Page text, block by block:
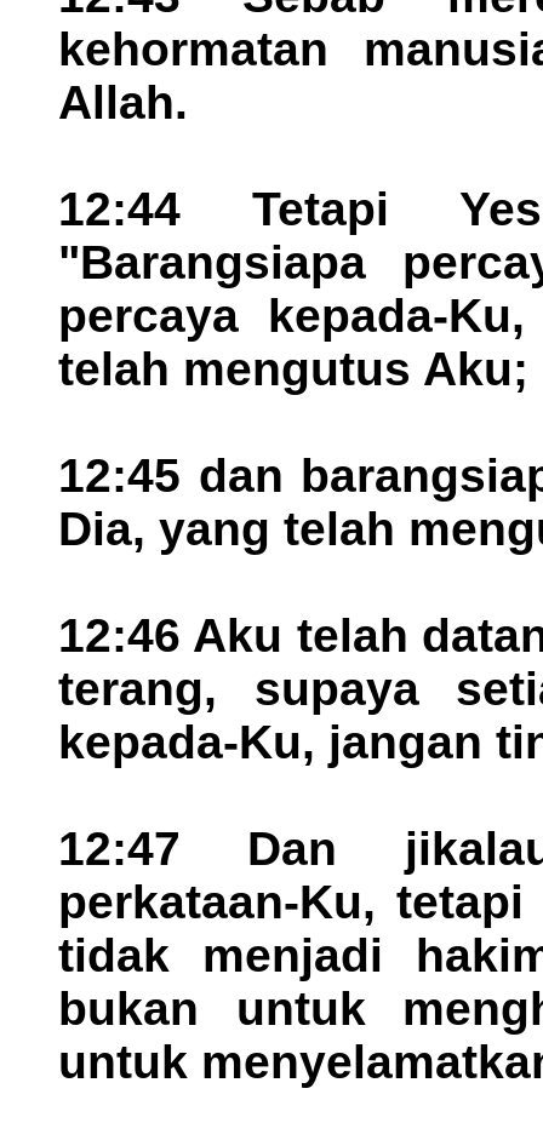
kehormatan
Allah.
12:44 Tetapi
"Barangsiapa
percaya kepada-
telah mengutus Aku;
12:45 dan
Dia, yang telah
12:46 Aku telah
terang, supaya
kepada-Ku, jangan
12:47 Dan
perkataan-Ku,
tidak menjadi
bukan untuk
untuk